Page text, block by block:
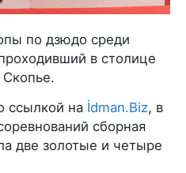
по дзюдо среди
в столице
ссылкой на İdman.Biz, в
сборная
две золотые и четыре